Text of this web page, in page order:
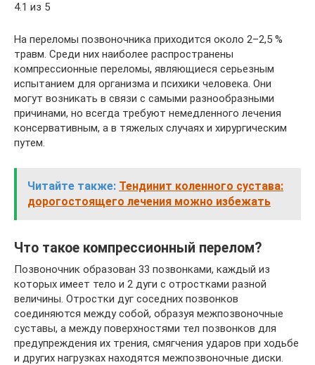
4.1 из 5
На переломы позвоночника приходится около 2–2,5 %
травм. Среди них наиболее распространены
компрессионные переломы, являющиеся серьезным
испытанием для организма и психики человека. Они
могут возникать в связи с самыми разнообразными
причинами, но всегда требуют немедленного лечения
консервативным, а в тяжелых случаях и хирургическим
путем.
Читайте также: Тендинит коленного сустава:
дорогостоящего лечения можно избежать
Что такое компрессионный перелом?
Позвоночник образован 33 позвонками, каждый из
которых имеет тело и 2 дуги с отростками разной
величины. Отростки дуг соседних позвонков
соединяются между собой, образуя межпозвоночные
суставы, а между поверхностями тел позвонков для
предупреждения их трения, смягчения ударов при ходьбе
и других нагрузках находятся межпозвоночные диски.